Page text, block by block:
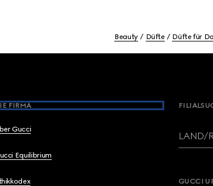
Beauty Düfte Düfte für
FIRMA
Gucci
Equilibrium
LAND/
GUCCI